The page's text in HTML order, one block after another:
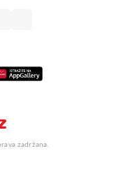
zadržana.